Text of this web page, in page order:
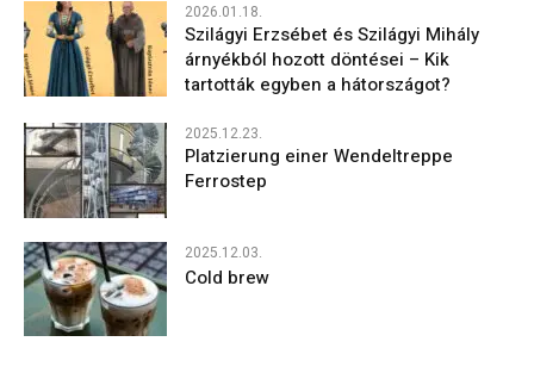
2026.01.18.
Szilágyi Erzsébet és Szilágyi Mihály
árnyékból hozott döntései – Kik
tartották egyben a hátországot?
2025.12.23.
Platzierung einer Wendeltreppe
Ferrostep
2025.12.03.
Cold brew